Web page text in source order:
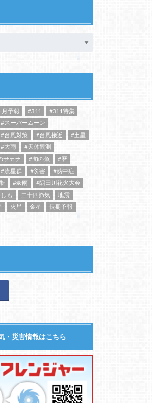
月予報 #311
#311特集
#スーパームーン
#台風対策 #台風接近
#土星
#大雨
#天体観測
サカナ #旬の魚
#暦
#流星群 #災害
#熱中症
#豪雨
#隅田川花火大会
も 二十四節気
地震
火星 金星
長期予報
・災害情報はこちら